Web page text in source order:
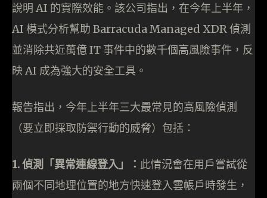
說明 AI 的實際效能。該公司指出，在今年上半年，
AI 模式分析幫助 Barracuda Managed XDR 偵測
並消除共近萬億 IT 事件中的數千個高風險事件，反
映 AI 成為強大的安全工具。
報告指出，今年上半年三大最常見的高風險偵測
（要立即採取防禦行動的威脅）包括：
1. 偵測「異常連線登入」： 此情況會在用戶嘗試從
兩個不同地理位置的地方快速登入雲帳戶時發生，